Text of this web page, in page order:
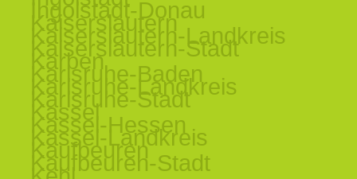
Ingolstadt-Donau
Kaiserslautern
Kaiserslautern-Landkreis
Kaiserslautern-Stadt
Karben
Karlsruhe-Baden
Karlsruhe-Landkreis
Karlsruhe-Stadt
Kassel
Kassel-Hessen
Kassel-Landkreis
Kaufbeuren
Kaufbeuren-Stadt